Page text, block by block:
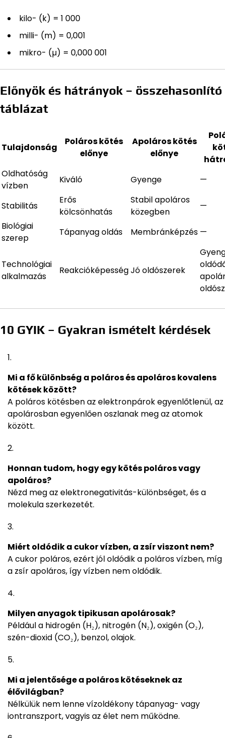
kilo- (k) = 1 000
milli- (m) = 0,001
mikro- (µ) = 0,000 001
Előnyök és hátrányok – összehasonlító
táblázat
Tulajdonság
Poláros kötés
előnye
Apoláros kötés
előnye
Oldhatóság
vízben
Kiváló Gyenge —
Stabilitás
Erős
kölcsönhatás
Stabil apoláros
közegben
—
Biológiai
szerep
Tápanyag oldás Membránképzés —
Technológiai
alkalmazás
ReakcióképességJó oldószerek
10 GYIK – Gyakran ismételt kérdések
Mi a fő különbség a poláros és apoláros kovalens
kötések között?
A poláros kötésben az elektronpárok egyenlőtlenül, az
apolárosban egyenlően oszlanak meg az atomok
között.
Honnan tudom, hogy egy kötés poláros vagy
apoláros?
Nézd meg az elektronegativitás-különbséget, és a
molekula szerkezetét.
Miért oldódik a cukor vízben, a zsír viszont nem?
A cukor poláros, ezért jól oldódik a poláros vízben, míg
a zsír apoláros, így vízben nem oldódik.
Milyen anyagok tipikusan apolárosak?
Például a hidrogén (H₂), nitrogén (N₂), oxigén (O₂),
szén-dioxid (CO₂), benzol, olajok.
Mi a jelentősége a poláros kötéseknek az
élővilágban?
Nélkülük nem lenne vízoldékony tápanyag- vagy
iontranszport, vagyis az élet nem működne.